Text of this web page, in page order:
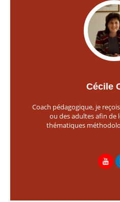
Cécile
Coach pédagogique, je
ou des adultes afin de
thématiques